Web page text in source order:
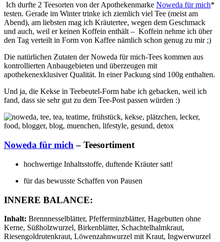
Ich durfte 2 Teesorten von der Apothekenmarke Noweda für mich*
testen. Gerade im Winter trinke ich ziemlich viel Tee (meist am
Abend), am liebsten mag ich Kräutertee, wegen dem Geschmack
und auch, weil er keinen Koffein enthält – Koffein nehme ich über
den Tag verteilt in Form von Kaffee nämlich schon genug zu mir ;)
Die natürlichen Zutaten der Noweda für mich-Tees kommen aus
kontrollierten Anbaugebieten und überzeugen mit
apothekenexklusiver Qualität. In einer Packung sind 100g enthalten.
Und ja, die Kekse in Teebeutel-Form habe ich gebacken, weil ich
fand, dass sie sehr gut zu dem Tee-Post passen würden :)
Noweda für mich – Teesortiment
hochwertige Inhaltsstoffe, duftende Kräuter satt!
für das bewusste Schaffen von Pausen
INNERE BALANCE:
Inhalt: Brennnesselblätter, Pfefferminzblätter, Hagebutten ohne
Kerne, Süßholzwurzel, Birkenblätter, Schachtelhalmkraut,
Riesengoldrutenkraut, Löwenzahnwurzel mit Kraut, Ingwerwurzel